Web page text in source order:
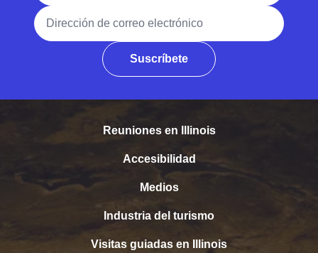
Dirección de correo electrónico
Suscríbete
Reuniones en Illinois
Accesibilidad
Medios
Industria del turismo
Visitas guiadas en Illinois